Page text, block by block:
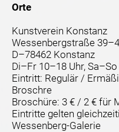
Orte
Kunstverein Konstanz
Wessenbergstraße
D–78462 Konstanz
Di–Fr 10–18 Uhr,
Eintritt: Regulär /
Broschre
Broschüre: 3 € / 2 € für
Eintritte gelten
Wessenberg-Galerie